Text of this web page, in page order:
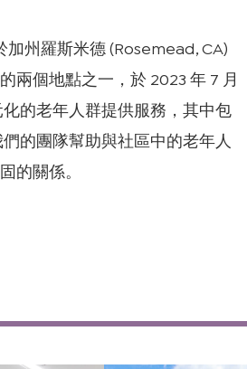
州羅斯米德 (Rosemead, CA)
兩個地點之一，於 2023 年 7 月
的老年人群提供服務，其中包
的團隊幫助與社區中的老年人
的關係。